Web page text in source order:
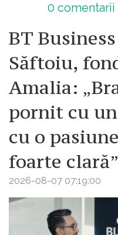
0 comentarii
BT
Săftoiu,
Amalia:
pornit cu
cu o
foarte clară”
2026-08-07 07:19:00